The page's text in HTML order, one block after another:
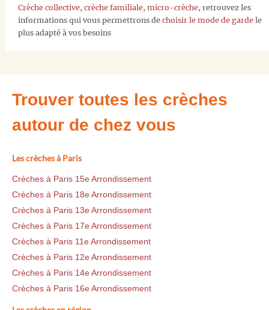
Crèche collective, crèche familiale, micro-crèche, retrouvez les
informations qui vous permettrons de choisir le mode de garde le
plus adapté à vos besoins
Trouver toutes les crèches
autour de chez vous
Les crèches à Paris
Crèches à Paris 15e Arrondissement
Crèches à Paris 18e Arrondissement
Crèches à Paris 13e Arrondissement
Crèches à Paris 17e Arrondissement
Crèches à Paris 11e Arrondissement
Crèches à Paris 12e Arrondissement
Crèches à Paris 14e Arrondissement
Crèches à Paris 16e Arrondissement